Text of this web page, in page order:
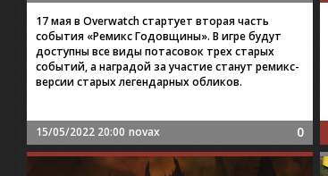
17 мая в Overwatch стартует вторая часть
события «Ремикс Годовщины». В игре будут
доступны все виды потасовок трех старых
событий, а наградой за участие станут ремикс-
версии старых легендарных обликов.
15/05/2022 20:00 novax 0